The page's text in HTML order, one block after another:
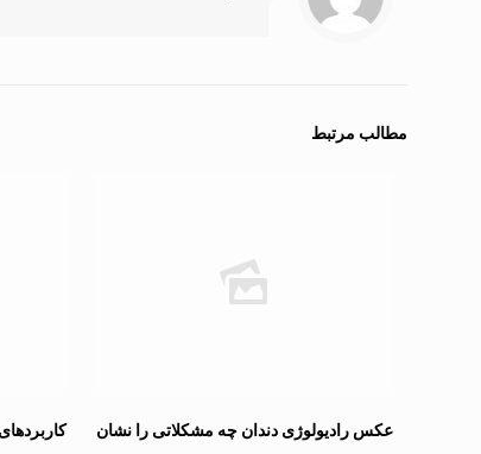
مطالب مرتبط
عکس رادیولوژی دندان چه مشکلاتی را نشان